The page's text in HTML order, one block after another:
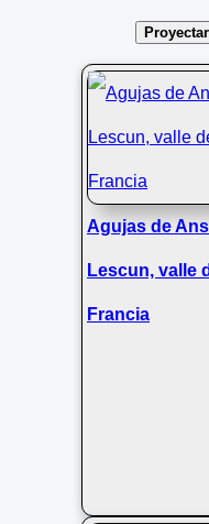
Agujas de
Lescun, valle
Francia